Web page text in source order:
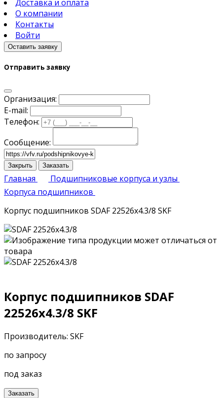
Доставка и оплата
О компании
Контакты
Войти
Оставить заявку
Отправить заявку
Организация:
E-mail:
Телефон:
Сообщение:
Закрыть Заказать
Главная
Подшипниковые корпуса и узлы
Корпуса подшипников
Корпус подшипников SDAF 22526x4.3/8 SKF
Корпус подшипников SDAF
22526x4.3/8 SKF
Производитель: SKF
по запросу
под заказ
Заказать